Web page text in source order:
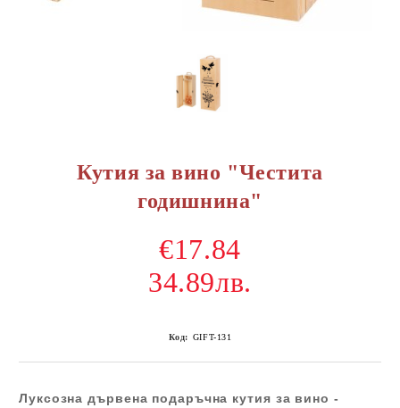
Кутия за вино "Честита
годишнина"
€17.84
34.89лв.
Код: GIFT-131
Луксозна дървена подаръчна кутия за вино -